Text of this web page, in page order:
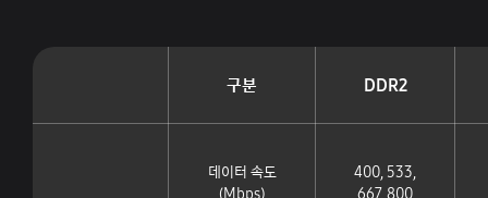
구분 DDR2
데이터 속도
(Mbps)
400, 533,
667, 800